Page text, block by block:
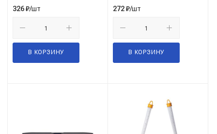
326₽/шт
В КОРЗИНУ
272₽/шт
В КОРЗИНУ